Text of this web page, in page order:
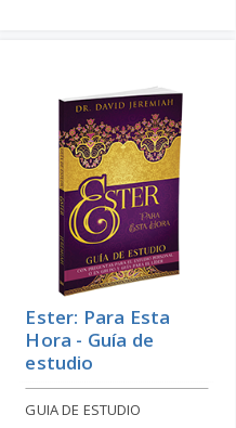
Ester: Para Esta
Hora - Guía de
estudio
GUIA DE ESTUDIO